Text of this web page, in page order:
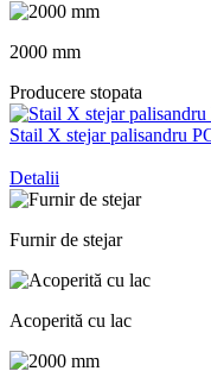
2000 mm
Producere stopata
Stail X stejar palisandru
Detalii
Furnir de stejar
Acoperită cu lac